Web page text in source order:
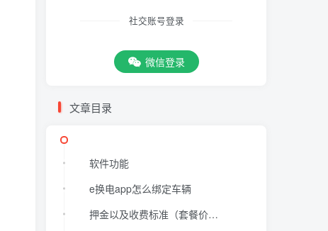
社交账号登录
微信登录
文章目录
软件功能
e换电app怎么绑定车辆
押金以及收费标准（套餐价格随时都会变动，以下套餐仅供参考）：